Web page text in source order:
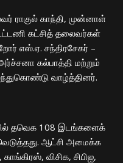
ராகுல் காந்தி, முன்னாள்
கட்சித் தலைவர்கள்
எஸ்.ஏ. சந்திரசேகர் –
கல்பாத்தி மற்றும்
வாழ்த்தினர்.
தவெக 108 இடங்களைக்
ஆட்சி அமைக்க
விசிக, சிபிஐ,